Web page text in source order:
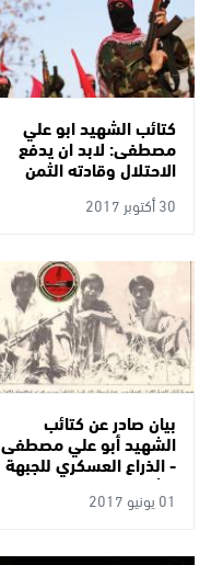
كتائب الشهيد ابو علي
مصطفى: لابد ان يدفع
الاحتلال وقادته الثمن
على هذه الجريمة الجبانة30 أكتوبر 2017
بيان صادر عن كتائب
الشهيد أبو علي مصطفى
- الذراع العسكري للجبهة
الشعبية لتحرير فلسطين01 يونيو 2017